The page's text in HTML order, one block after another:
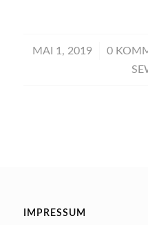
MAI 1, 2019
/ 0
IMPRESSUM